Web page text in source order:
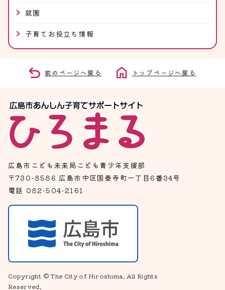
就園
子育てお役立ち情報
前のページへ戻る トップページへ戻る
広島市こども未来局こども青少年支援部
〒730-8586 広島市中区国泰寺町一丁目6番34号
電話 082-504-2161
Copyright © The City of Hiroshima. All Rights
Reserved.